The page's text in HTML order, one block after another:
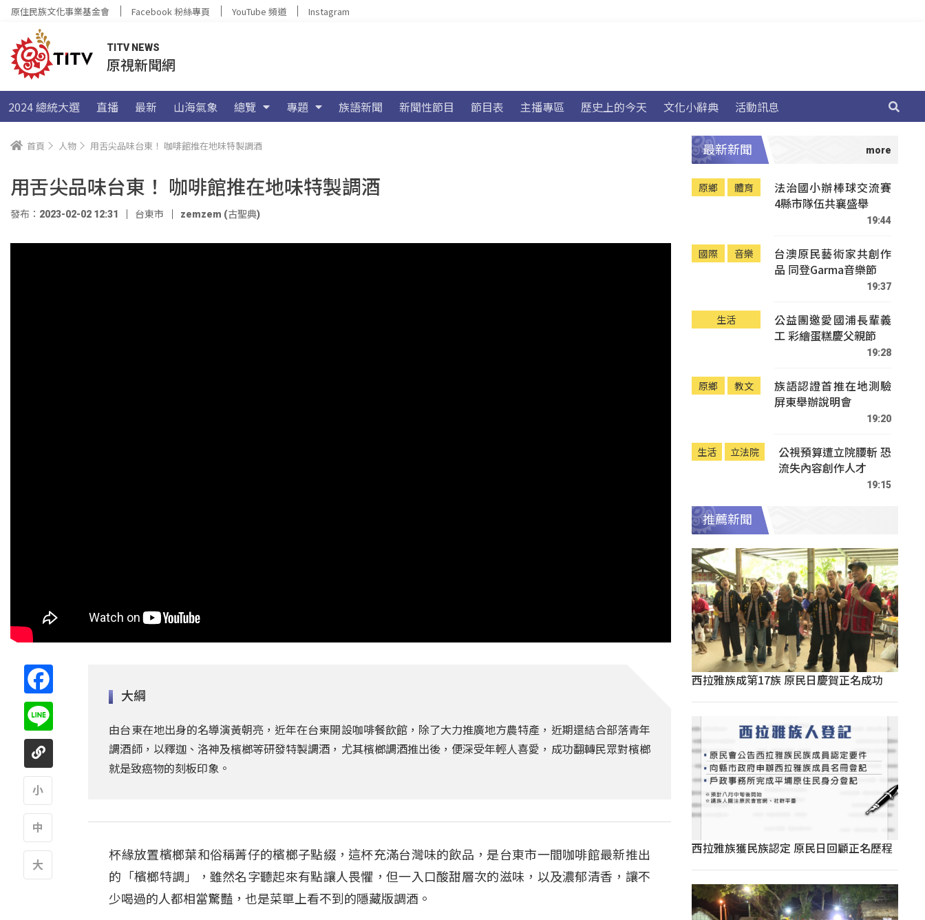
原住民族文化事業基金會 Facebook 粉絲專頁 YouTube 頻道 Instagram
TITV NEWS
原視新聞網
2024 總統大選 直播 最新 山海氣象 總覽 專題 族語新聞 新聞性節目 節目表 主播專區 歷史上的今天 文化小辭典 活動訊息
首頁 人物 用舌尖品味台東！ 咖啡館推在地味特製調酒
用舌尖品味台東！ 咖啡館推在地味特製調酒
發布：2023-02-02 12:31 台東市 zemzem (古聖典)
大綱
由台東在地出身的名導演黃朝亮，近年在台東開設咖啡餐飲館，除了大力推廣地方農特產，近期還結合部落青年
調酒師，以釋迦、洛神及檳榔等研發特製調酒，尤其檳榔調酒推出後，便深受年輕人喜愛，成功翻轉民眾對檳榔
就是致癌物的刻板印象。
杯緣放置檳榔葉和俗稱菁仔的檳榔子點綴，這杯充滿台灣味的飲品，是台東市一間咖啡館最新推出
的「檳榔特調」，雖然名字聽起來有點讓人畏懼，但一入口酸甜層次的滋味，以及濃郁清香，讓不
少喝過的人都相當驚豔，也是菜單上看不到的隱藏版調酒。
最新新聞
原鄉 體育
法治國小辦棒球交流賽
4縣市隊伍共襄盛舉
19:44
國際 音樂
台澳原民藝術家共創作
品 同登Garma音樂節
19:37
生活
公益團邀愛國浦長輩義
工 彩繪蛋糕慶父親節
19:28
原鄉 教文
族語認證首推在地測驗
屏東舉辦說明會
19:20
生活 立法院
公視預算遭立院腰斬 恐
流失內容創作人才
19:15
推薦新聞
西拉雅族成第17族 原民日慶賀正名成功
西拉雅族獲民族認定 原民日回顧正名歷程